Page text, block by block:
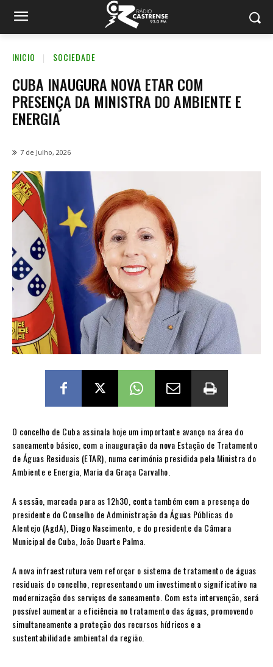
INICIO SOCIEDADE
CUBA INAUGURA NOVA ETAR COM
PRESENÇA DA MINISTRA DO AMBIENTE E
ENERGIA
7 de Julho, 2026
O concelho de Cuba assinala hoje um importante avanço na área do
saneamento básico, com a inauguração da nova Estação de Tratamento
de Águas Residuais (ETAR), numa cerimónia presidida pela Ministra do
Ambiente e Energia, Maria da Graça Carvalho.
A sessão, marcada para as 12h30, conta também com a presença do
presidente do Conselho de Administração da Águas Públicas do
Alentejo (AgdA), Diogo Nascimento, e do presidente da Câmara
Municipal de Cuba, João Duarte Palma.
A nova infraestrutura vem reforçar o sistema de tratamento de águas
residuais do concelho, representando um investimento significativo na
modernização dos serviços de saneamento. Com esta intervenção, será
possível aumentar a eficiência no tratamento das águas, promovendo
simultaneamente a proteção dos recursos hídricos e a
sustentabilidade ambiental da região.